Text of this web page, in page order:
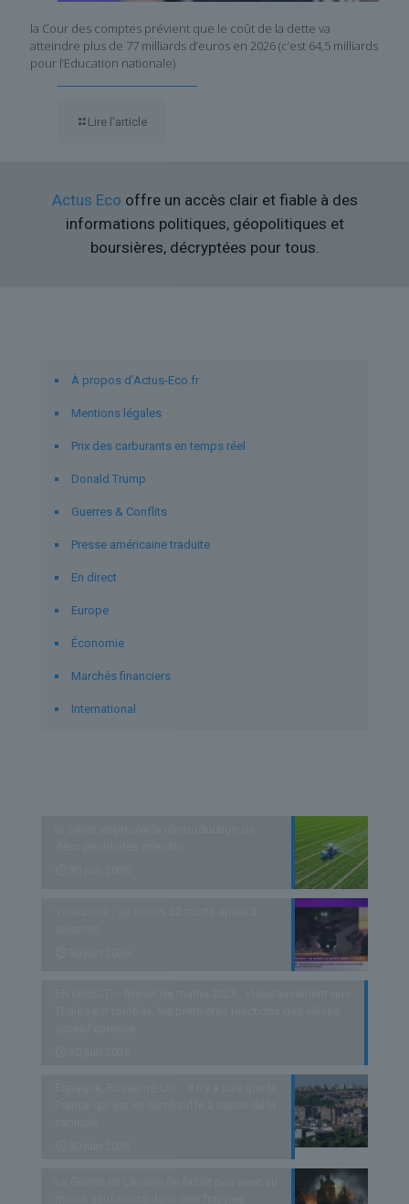
la Cour des comptes prévient que le coût de la dette va
atteindre plus de 77 milliards d’euros en 2026 (c’est 64,5 milliards
pour l’Education nationale)
Lire l’article
Actus Eco offre un accès clair et fiable à des
informations politiques, géopolitiques et
boursières, décryptées pour tous.
À propos d’Actus-Eco.fr
Mentions légales
Prix des carburants en temps réel
Donald Trump
Guerres & Conflits
Presse américaine traduite
En direct
Europe
Économie
Marchés financiers
International